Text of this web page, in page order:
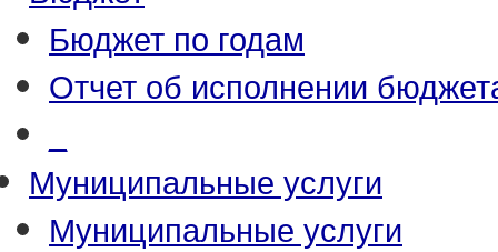
Бюджет по годам
Отчет об исполнении
Муниципальные услуги
Муниципальные услуги